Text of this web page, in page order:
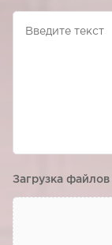
Загрузка файлов